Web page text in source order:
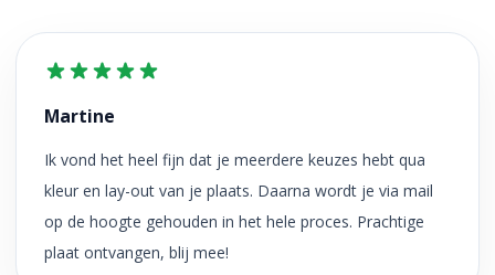
Martine
Ik vond het heel fijn dat je meerdere keuzes hebt qua
kleur en lay-out van je plaats. Daarna wordt je via mail
op de hoogte gehouden in het hele proces. Prachtige
plaat ontvangen, blij mee!